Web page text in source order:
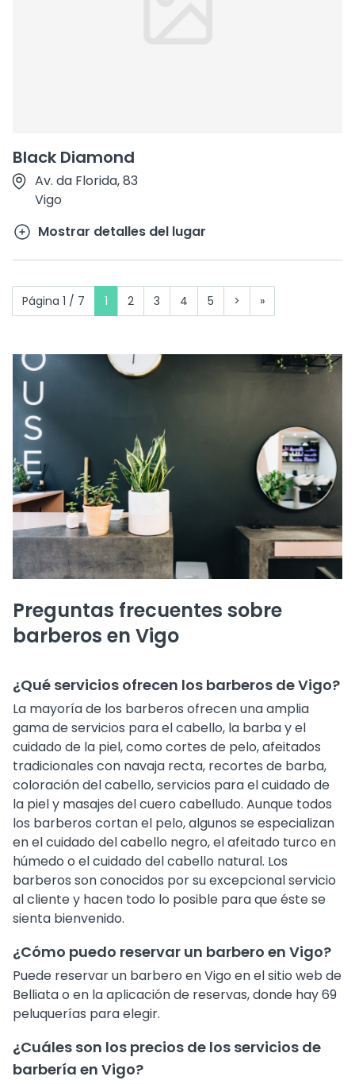
Black Diamond
Av. da Florida, 83
Vigo
Mostrar detalles del lugar
Página 1 / 7 1 2 3 4 5 > »
Preguntas frecuentes sobre
barberos en Vigo
¿Qué servicios ofrecen los barberos de Vigo?
La mayoría de los barberos ofrecen una amplia
gama de servicios para el cabello, la barba y el
cuidado de la piel, como cortes de pelo, afeitados
tradicionales con navaja recta, recortes de barba,
coloración del cabello, servicios para el cuidado de
la piel y masajes del cuero cabelludo. Aunque todos
los barberos cortan el pelo, algunos se especializan
en el cuidado del cabello negro, el afeitado turco en
húmedo o el cuidado del cabello natural. Los
barberos son conocidos por su excepcional servicio
al cliente y hacen todo lo posible para que éste se
sienta bienvenido.
¿Cómo puedo reservar un barbero en Vigo?
Puede reservar un barbero en Vigo en el sitio web de
Belliata o en la aplicación de reservas, donde hay 69
peluquerías para elegir.
¿Cuáles son los precios de los servicios de
barbería en Vigo?